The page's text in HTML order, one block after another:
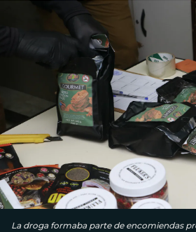
La droga formaba parte de encomiendas